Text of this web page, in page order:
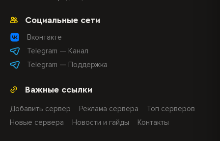
Важные ссылки
Добавить сервер Реклама сервера
Топ серверов
Новые сервера
Новости и гайды Контакты
Социальные сети
Вконтакте
Telegram — Канал
Telegram — Поддержка